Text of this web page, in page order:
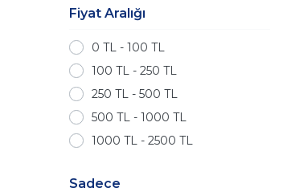
Fiyat Aralığı
0 TL - 100 TL
100 TL - 250 TL
250 TL - 500 TL
500 TL - 1000 TL
1000 TL - 2500 TL
Sadece